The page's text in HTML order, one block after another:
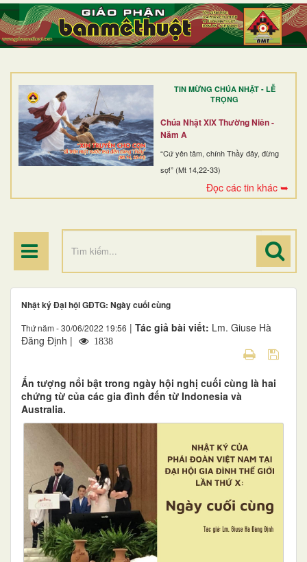
TIN MỪNG CHÚA NHẬT - LỄ
TRỌNG
Chúa Nhật XIX Thường Niên -
Năm A
“Cứ yên tâm, chính Thầy đây, đừng
sợ!” (Mt 14,22-33)
Đọc các tin khác ➥
TRANG NHẤT
GIỚI THIỆU
DÒNG TU
BAN MỤC VỤ
ĐOÀN THỂ CG
ĐIỂM HÀNH HƯƠNG
Nhật ký Đại hội GĐTG: Ngày cuối cùng
Thứ năm - 30/06/2022 19:56 | Tác giả bài viết: Lm. Giuse Hà
Đăng Định |
1838
Ấn tượng nổi bật trong ngày hội nghị cuối cùng là hai
chứng từ của các gia đình đến từ Indonesia và
Australia.